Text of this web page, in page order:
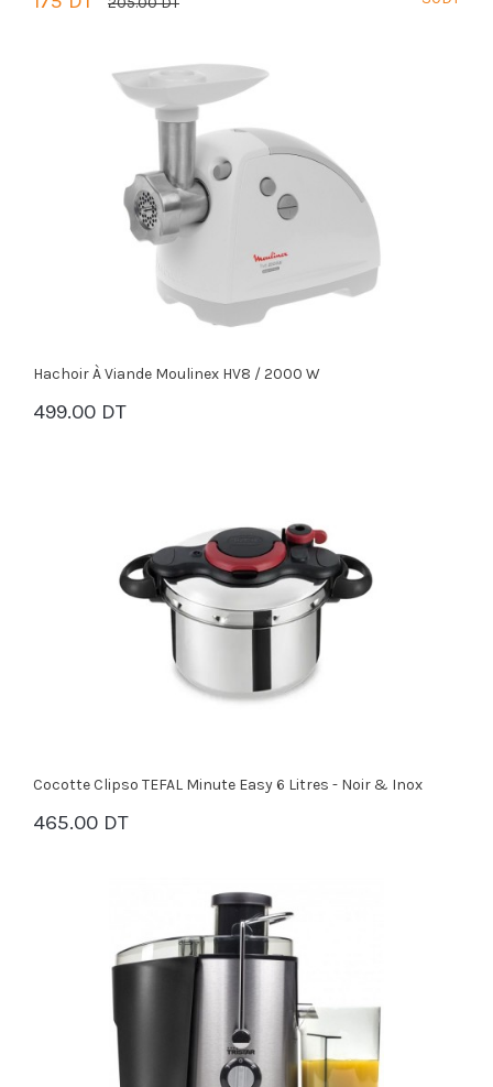
PANIER
Hachoir À Viande Moulinex HV8 / 2000 W
499.00 DT
PANIER
Cocotte Clipso TEFAL Minute Easy 6 Litres - Noir & Inox
465.00 DT
PANIER